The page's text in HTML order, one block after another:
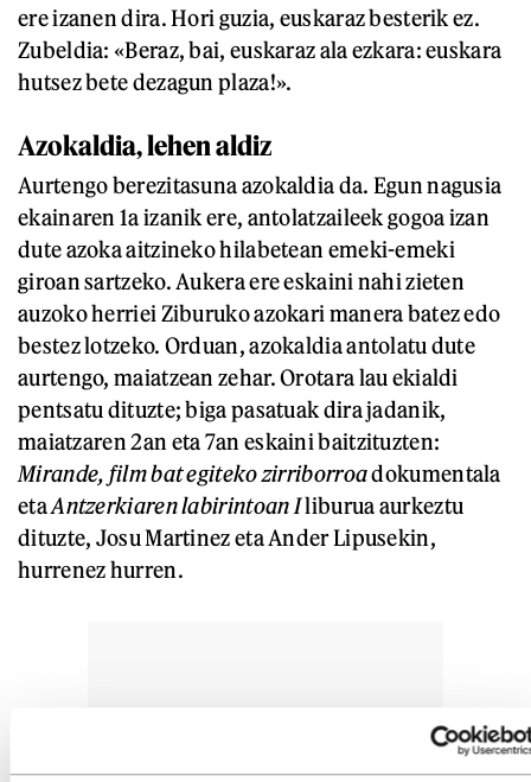
ere izanen dira. Hori guzia, euskaraz besterik ez.
Zubeldia: «Beraz, bai, euskaraz ala ezkara: euskara
hutsez bete dezagun plaza!».
Azokaldia, lehen aldiz
Aurtengo berezitasuna azokaldia da. Egun nagusia
ekainaren 1a izanik ere, antolatzaileek gogoa izan
dute azoka aitzineko hilabetean emeki-emeki
giroan sartzeko. Aukera ere eskaini nahi zieten
auzoko herriei Ziburuko azokari manera batez edo
bestez lotzeko. Orduan, azokaldia antolatu dute
aurtengo, maiatzean zehar. Orotara lau ekialdi
pentsatu dituzte; biga pasatuak dira jadanik,
maiatzaren 2an eta 7an eskaini baitzituzten:
Mirande, film bat egiteko zirriborroadokumentala
etaAntzerkiaren labirintoan Iliburua aurkeztu
dituzte, Josu Martinez eta Ander Lipusekin,
hurrenez hurren.